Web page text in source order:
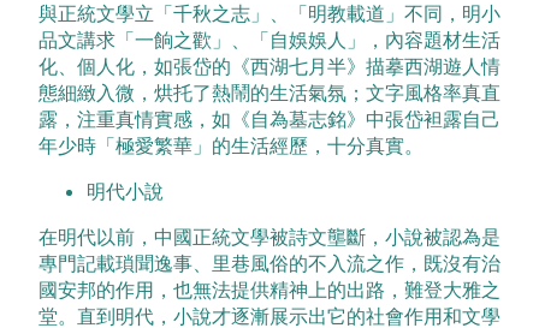
與正統文學立「千秋之志」、「明教載道」不同，明小
品文講求「一餉之歡」、「自娛娛人」，內容題材生活
化、個人化，如張岱的《西湖七月半》描摹西湖遊人情
態細緻入微，烘托了熱鬧的生活氣氛；文字風格率真直
露，注重真情實感，如《自為墓志銘》中張岱袒露自己
年少時「極愛繁華」的生活經歷，十分真實。
明代小說
在明代以前，中國正統文學被詩文壟斷，小說被認為是
專門記載瑣聞逸事、里巷風俗的不入流之作，既沒有治
國安邦的作用，也無法提供精神上的出路，難登大雅之
堂。直到明代，小說才逐漸展示出它的社會作用和文學